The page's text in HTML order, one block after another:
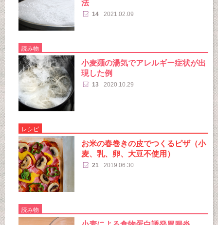
法
14 2021.02.09
読み物
小麦麺の湯気でアレルギー症状が出
現した例
13 2020.10.29
レシピ
お米の春巻きの皮でつくるピザ（小
麦、乳、卵、大豆不使用）
21 2019.06.30
読み物